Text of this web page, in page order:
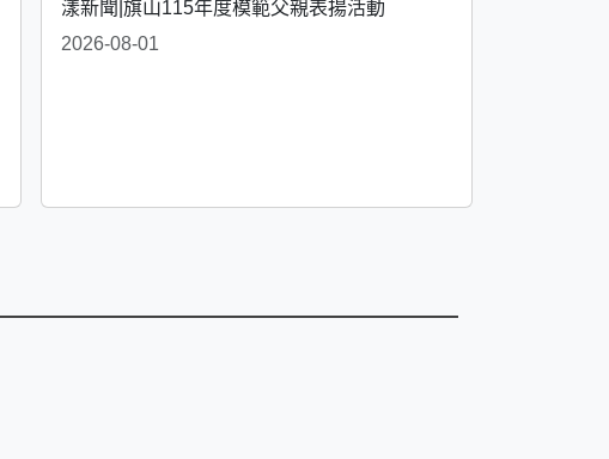
漾新聞|旗山115年度模範父親表揚活動
2026-08-01